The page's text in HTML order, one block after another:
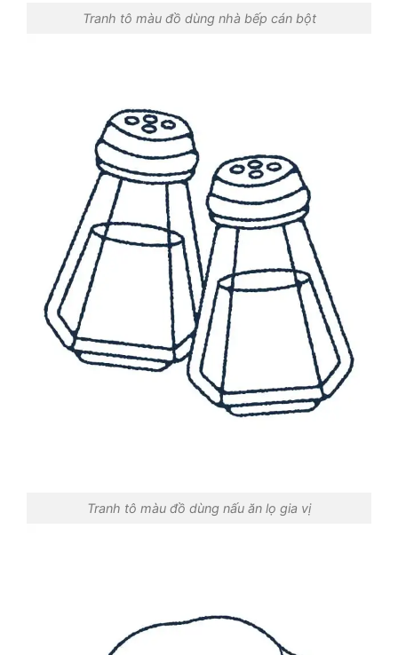
Tranh tô màu đồ dùng nhà bếp cán bột
Tranh tô màu đồ dùng nấu ăn lọ gia vị